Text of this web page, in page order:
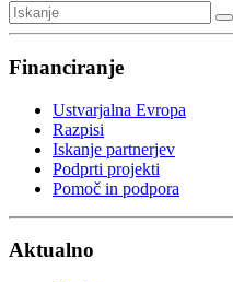
Financiranje
Ustvarjalna Evropa
Razpisi
Iskanje partnerjev
Podprti projekti
Pomoč in podpora
Aktualno